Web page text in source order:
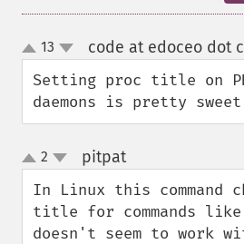
up
down
13 code at edoceo dot
Setting proc title on
daemons is pretty
up
down
2 pitpat¶
In Linux this command
title for commands
doesn't seem to work